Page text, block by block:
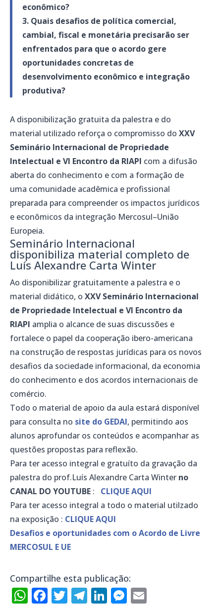
econômico?
3. Quais desafios de política comercial,
cambial, fiscal e monetária precisarão ser
enfrentados para que o acordo gere
oportunidades concretas de
desenvolvimento econômico e integração
produtiva?
A disponibilização gratuita da palestra e do
material utilizado reforça o compromisso do XXV
Seminário Internacional de Propriedade
Intelectual e VI Encontro da RIAPI com a difusão
aberta do conhecimento e com a formação de
uma comunidade acadêmica e profissional
preparada para compreender os impactos jurídicos
e econômicos da integração Mercosul–União
Europeia.
Seminário Internacional
disponibiliza material completo de
Luís Alexandre Carta Winter
Ao disponibilizar gratuitamente a palestra e o
material didático, o XXV Seminário Internacional
de Propriedade Intelectual e VI Encontro da
RIAPI amplia o alcance de suas discussões e
fortalece o papel da cooperação ibero-americana
na construção de respostas jurídicas para os novos
desafios da sociedade informacional, da economia
do conhecimento e dos acordos internacionais de
comércio.
Todo o material de apoio da aula estará disponível
para consulta no site do GEDAI, permitindo aos
alunos aprofundar os conteúdos e acompanhar as
questões propostas para reflexão.
Para ter acesso integral e gratuíto da gravação da
palestra do prof.Luís Alexandre Carta Winter no
CANAL DO YOUTUBE :
CLIQUE AQUI
Para ter acesso integral a todo o material utilzado
na exposição : CLIQUE AQUI
Desafios e oportunidades com o Acordo de Livre
MERCOSUL E UE
Compartilhe esta publicação:
WhatsApp
Facebook
Twitter
Telegram
LinkedIn
Messenger